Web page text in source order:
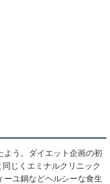
よう。ダイエット企画の初
じくエミナルクリニック
ーユ鍋などヘルシーな食生